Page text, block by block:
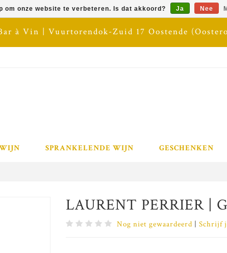
à Vin | Vuurtorendok-Zuid 17 Oostende
SPRANKELENDE WIJN GESCHENKEN
LAURENT PERRIER |
Nog niet gewaardeerd | Schrijf
om onze website te verbeteren. Is dat akkoord? Ja Nee